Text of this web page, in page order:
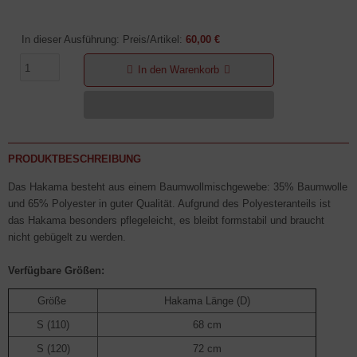
In dieser Ausführung: Preis/Artikel: 60,00 €
In den Warenkorb
PRODUKTBESCHREIBUNG
Das Hakama besteht aus einem Baum­wollmischgewebe: 35% Baumwolle
und 65% Polyester in guter Qualität. Aufgrund des Polyesteranteils ist
das Hakama besonders pflegeleicht, es bleibt formstabil und braucht
nicht gebügelt zu werden.
Verfügbare Größen:
Größe
Hakama Länge (D)
S (110)
68 cm
S (120)
72 cm